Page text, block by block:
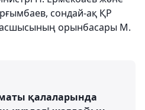
сондай-ақ ҚР
басшысының орынбасары М.
қалаларында